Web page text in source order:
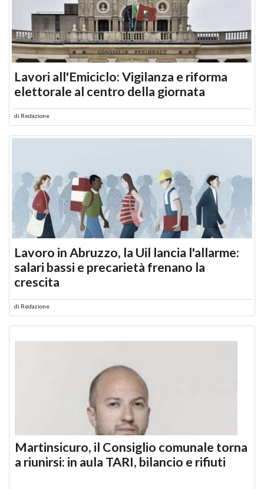
Lavori all'Emiciclo: Vigilanza e riforma
elettorale al centro della giornata
di Redazione
Lavoro in Abruzzo, la Uil lancia l'allarme:
salari bassi e precarietà frenano la
crescita
di Redazione
Martinsicuro, il Consiglio comunale torna
a riunirsi: in aula TARI, bilancio e rifiuti